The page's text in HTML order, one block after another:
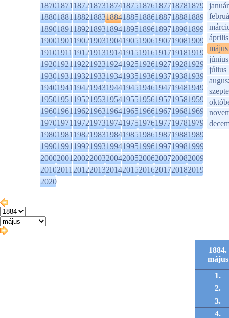
1870187118721873187418751876187718781879
1880188118821883188418851886188718881889
1890189118921893189418951896189718981899
1900190119021903190419051906190719081909
1910191119121913191419151916191719181919
1920192119221923192419251926192719281929
1930193119321933193419351936193719381939
1940194119421943194419451946194719481949
1950195119521953195419551956195719581959
1960196119621963196419651966196719681969
1970197119721973197419751976197719781979
1980198119821983198419851986198719881989
1990199119921993199419951996199719981999
2000200120022003200420052006200720082009
2010201120122013201420152016201720182019
2020
január
április
május
június
július
1884.
május
1.
2.
3.
4.